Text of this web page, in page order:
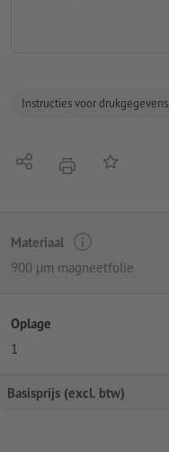
Instructies voor drukgegevens
Delen afdrukkenOp de lijst
Materiaal
900 µm magneetfolie
Oplage
1
Basisprijs (excl. btw)